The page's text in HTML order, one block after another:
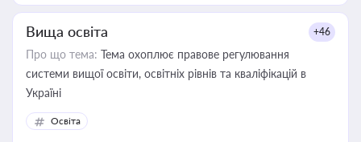
Вища освіта +46
Про що тема: Тема охоплює правове регулювання
системи вищої освіти, освітніх рівнів та кваліфікацій в
Україні
Освіта